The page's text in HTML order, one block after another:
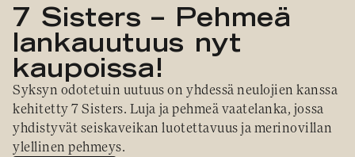
kesämallisto
SS26 Signature
Collection
7 Sisters – Pehmeä
lankauutuus nyt
kaupoissa!
Syksyn odotetuin uutuus on yhdessä neulojien kanssa
kehitetty 7 Sisters. Luja ja pehmeä vaatelanka, jossa
yhdistyvät seiskaveikan luotettavuus ja merinovillan
ylellinen pehmeys.